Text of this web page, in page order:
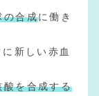
の合成に働き
新しい赤血
酸を合成する